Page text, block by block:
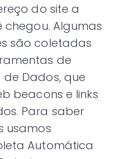
do site a
Algumas
são coletadas
de
Dados, que
beacons e links
Para saber
usamos
Automática